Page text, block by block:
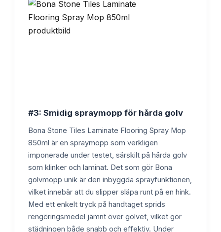
#3: Smidig spraymopp för hårda golv
Bona Stone Tiles Laminate Flooring Spray Mop
850ml är en spraymopp som verkligen
imponerade under testet, särskilt på hårda golv
som klinker och laminat. Det som gör Bona
golvmopp unik är den inbyggda sprayfunktionen,
vilket innebär att du slipper släpa runt på en hink.
Med ett enkelt tryck på handtaget sprids
rengöringsmedel jämnt över golvet, vilket gör
städningen både snabb och effektiv. Under